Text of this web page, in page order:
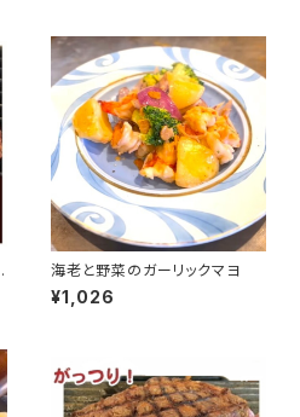
海老と野菜のガーリックマヨ
¥1,026